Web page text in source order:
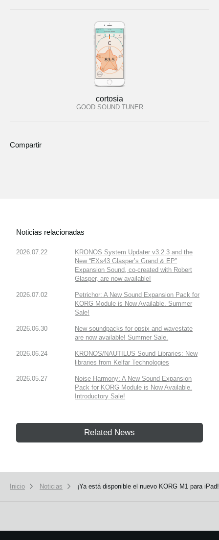
cortosia
GOOD SOUND TUNER
Compartir
Noticias relacionadas
2026.07.22
KRONOS System Updater v3.2.3 and the
New “EXs43 Glasper’s Grand & EP”
Expansion Sound, co-created with Robert
Glasper, are now available!
2026.07.02
Petrichor: A New Sound Expansion Pack for
KORG Module is Now Available. Summer
Sale!
2026.06.30
New soundpacks for opsix and wavestate
are now available! Summer Sale.
2026.06.24
KRONOS/NAUTILUS Sound Libraries: New
libraries from Kelfar Technologies
2026.05.27
Noise Harmony: A New Sound Expansion
Pack for KORG Module is Now Available.
Introductory Sale!
Related News
Inicio Noticias ¡Ya está disponible el nuevo KORG M1 para